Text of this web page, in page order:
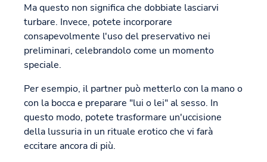
Ma questo non significa che dobbiate lasciarvi
turbare. Invece, potete incorporare
consapevolmente l'uso del preservativo nei
preliminari, celebrandolo come un momento
speciale.
Per esempio, il partner può metterlo con la mano o
con la bocca e preparare "lui o lei" al sesso. In
questo modo, potete trasformare un'uccisione
della lussuria in un rituale erotico che vi farà
eccitare ancora di più.